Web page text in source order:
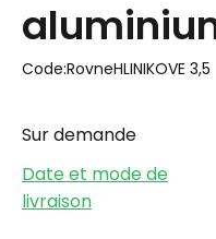
Code:RovneHLINIKOVE 3,5
Sur demande
Date et mode de
livraison